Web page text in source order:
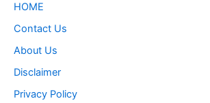
HOME
Contact Us
About Us
Disclaimer
Privacy Policy